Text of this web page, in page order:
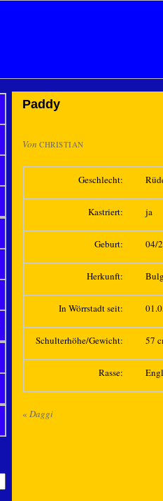
Paddy
Von CHRISTIAN
Geschlecht:
Kastriert: ja
Geburt: 04/
Herkunft:
In Wörrstadt seit:
Schulterhöhe/Gewicht: 57
Rasse:
« Daggi